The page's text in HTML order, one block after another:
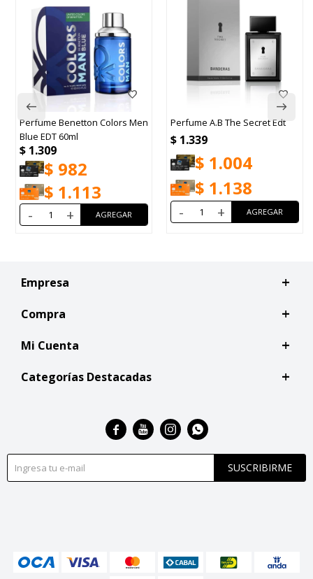
Perfume Benetton Colors Men
Blue EDT 60ml
$ 1.309
$ 982
$ 1.113
- +
Perfume A.B The Secret Edt
$ 1.339
$ 1.004
$ 1.138
- +
Empresa
Compra
Mi Cuenta
Categorías Destacadas
SUSCRIBIRME
   